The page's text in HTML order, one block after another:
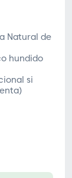
Natural de
hundido
si